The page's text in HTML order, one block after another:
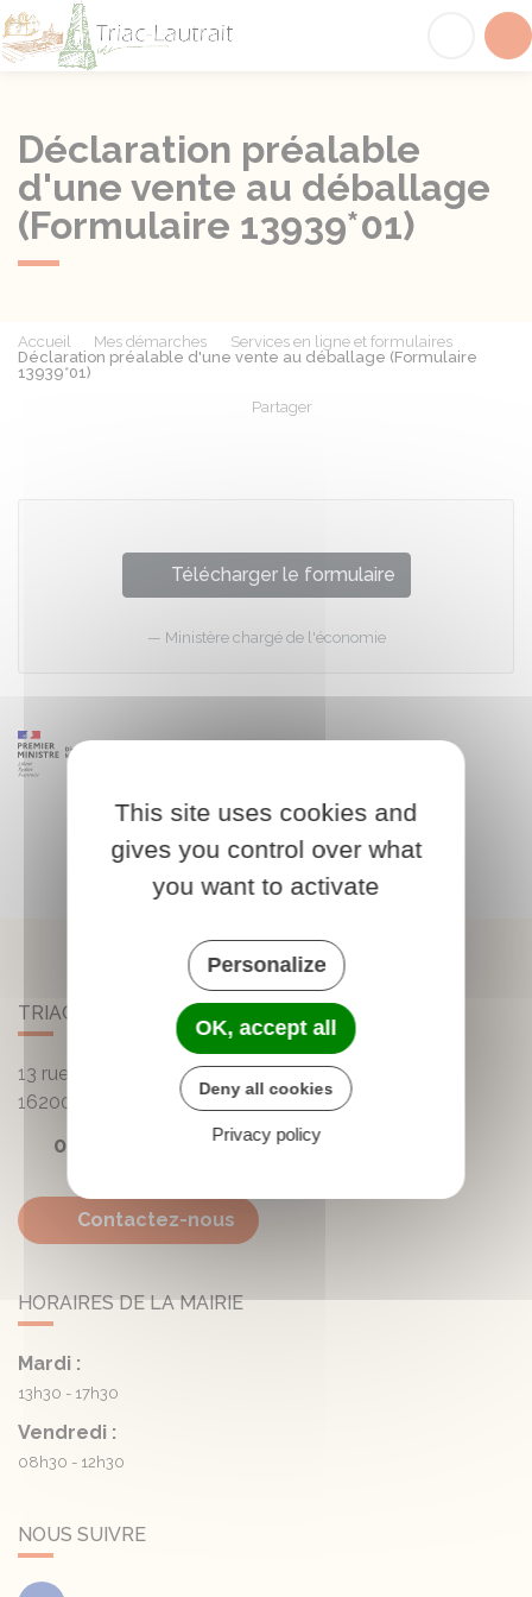
Déclaration préalable
d'une vente au déballage
(Formulaire 13939*01)
Accueil Mes démarches
Services en ligne et formulaires
Déclaration préalable d'une vente au déballage (Formulaire
13939*01)
Partager
Télécharger le formulaire
Ministère chargé de l'économie
TRIAC-LAUTRAIT
13 rue de la Mairie - Lautrait
16200
Triac-Lautrait
05 45 81 05 41
Contactez-nous
HORAIRES DE LA MAIRIE
Mardi :
13h30 - 17h30
Vendredi :
08h30 - 12h30
NOUS SUIVRE
This site uses cookies and
gives you control over what
you want to activate
Personalize
OK, accept all
Deny all cookies
Privacy policy